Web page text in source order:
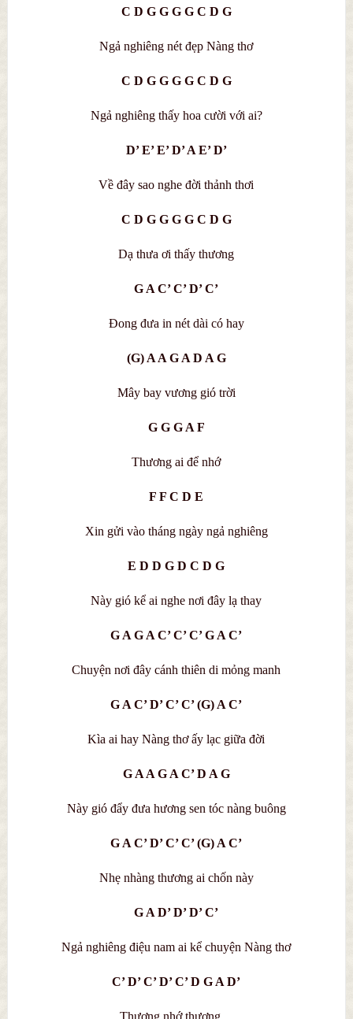
C D G G G G C D G
Ngả nghiêng nét đẹp Nàng thơ
C D G G G G C D G
Ngả nghiêng thấy hoa cười với ai?
D’ E’ E’ D’ A E’ D’
Về đây sao nghe đời thảnh thơi
C D G G G G C D G
Dạ thưa ơi thấy thương
G A C’ C’ D’ C’
Đong đưa in nét dài có hay
(G) A A G A D A G
Mây bay vương gió trời
G G G A F
Thương ai để nhớ
F F C D E
Xin gửi vào tháng ngày ngả nghiêng
E D D G D C D G
Này gió kể ai nghe nơi đây lạ thay
G A G A C’ C’ C’ G A C’
Chuyện nơi đây cánh thiên di mỏng manh
G A C’ D’ C’ C’ (G) A C’
Kìa ai hay Nàng thơ ấy lạc giữa đời
G A A G A C’ D A G
Này gió đẩy đưa hương sen tóc nàng buông
G A C’ D’ C’ C’ (G) A C’
Nhẹ nhàng thương ai chốn này
G A D’ D’ D’ C’
Ngả nghiêng điệu nam ai kể chuyện Nàng thơ
C’ D’ C’ D’ C’ D G A D’
Thương nhớ thương…